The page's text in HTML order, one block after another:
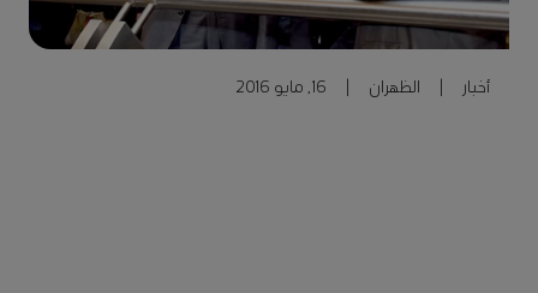
أخبار الظهران 16, مايو 2016